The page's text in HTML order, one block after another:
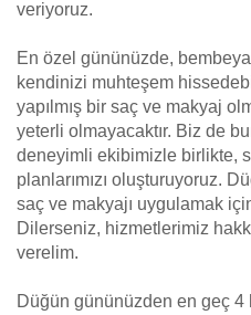
veriyoruz.
En özel gününüzde,
kendinizi muhteşem
yapılmış bir saç ve makyaj
yeterli olmayacaktır. Biz de
deneyimli ekibimizle birlikte,
planlarımızı oluşturuyoruz.
saç ve makyajı uygulamak
Dilerseniz, hizmetlerimiz
verelim.
Düğün gününüzden en geç